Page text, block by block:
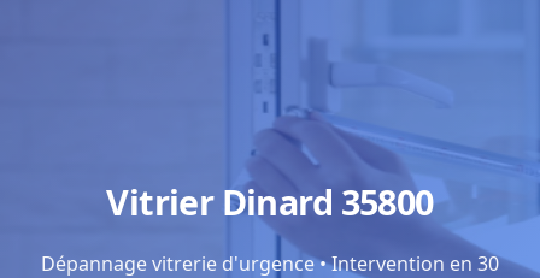
Vitrier Dinard 35800
Dépannage vitrerie d'urgence • Intervention en 30